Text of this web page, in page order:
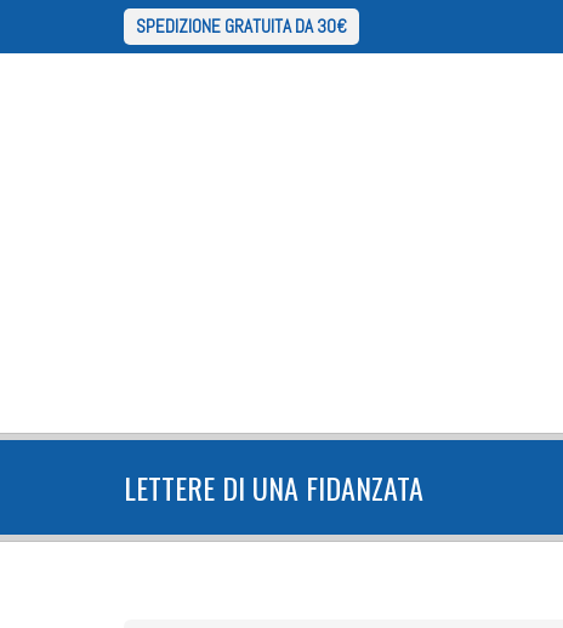
SPEDIZIONE GRATUITA DA 30€
LETTERE DI UNA FIDANZATA